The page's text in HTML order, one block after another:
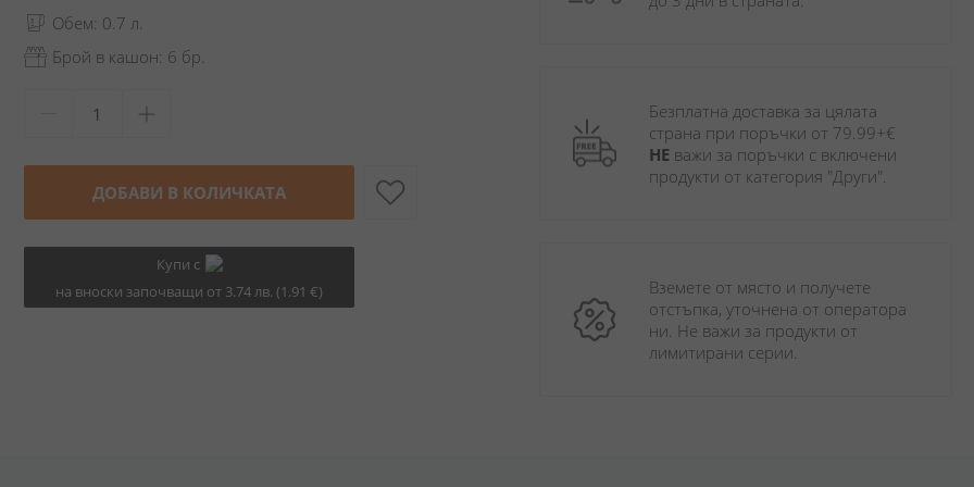
Обем: 0.7 л.
Брой в кашон: 6 бр.
ДОБАВИ В КОЛИЧКАТА
Купи с
на вноски започващи от 3.74 лв. (1.91 €)
Безплатна доставка за цялата
НЕ важи за поръчки с включени
продукти от категория "Други".
Вземете от място и получете
отстъпка, уточнена от оператора
ни. Не важи за продукти от
лимитирани серии.